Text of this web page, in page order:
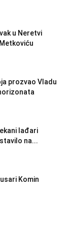
u Neretvi
prozvao Vladu
lađari
na...
Komin